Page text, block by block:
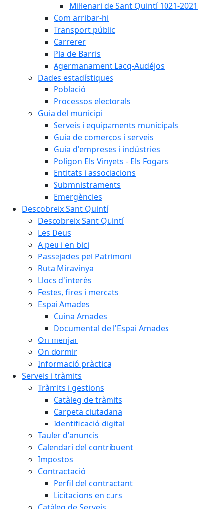
Mil·lenari de Sant Quintí 1021-2021
Com arribar-hi
Transport públic
Carrerer
Pla de Barris
Agermanament Lacq-Audéjos
Dades estadístiques
Població
Processos electorals
Guia del municipi
Serveis i equipaments municipals
Guia de comerços i serveis
Guia d'empreses i indústries
Polígon Els Vinyets - Els Fogars
Entitats i associacions
Submnistraments
Emergències
Descobreix Sant Quintí
Descobreix Sant Quintí
Les Deus
A peu i en bici
Passejades pel Patrimoni
Ruta Miravinya
Llocs d'interès
Festes, fires i mercats
Espai Amades
Cuina Amades
Documental de l'Espai Amades
On menjar
On dormir
Informació pràctica
Serveis i tràmits
Tràmits i gestions
Catàleg de tràmits
Carpeta ciutadana
Identificació digital
Tauler d'anuncis
Calendari del contribuent
Impostos
Contractació
Perfil del contractant
Licitacions en curs